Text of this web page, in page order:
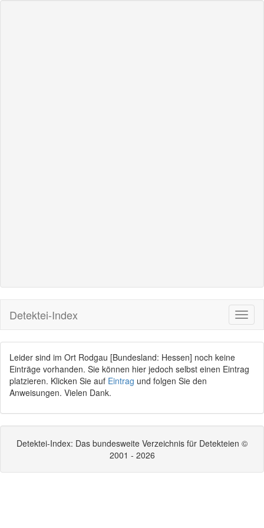
Detektei-Index
Leider sind im Ort Rodgau [Bundesland: Hessen] noch keine
Einträge vorhanden. Sie können hier jedoch selbst einen Eintrag
platzieren. Klicken Sie auf Eintrag und folgen Sie den
Anweisungen. Vielen Dank.
Detektei-Index: Das bundesweite Verzeichnis für Detekteien ©
2001 - 2026